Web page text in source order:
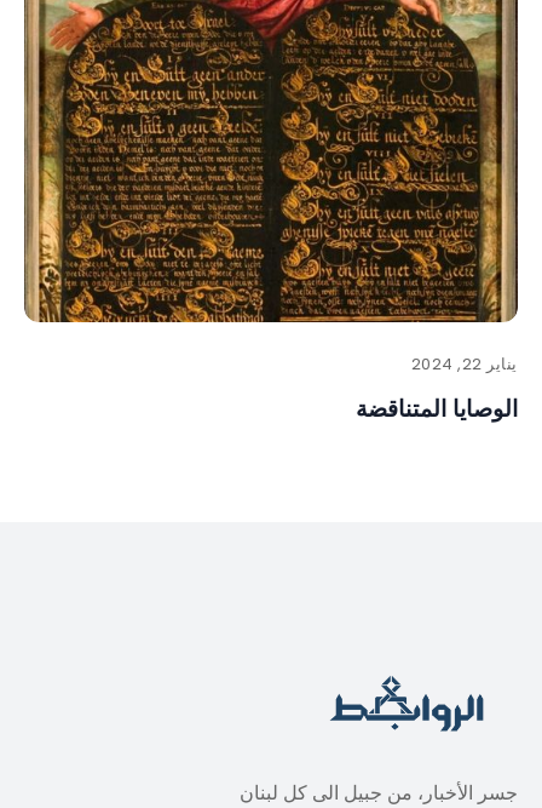
يناير 22, 2024
الوصايا المتناقضة
جسر الأخبار، من جبيل الى كل لبنان